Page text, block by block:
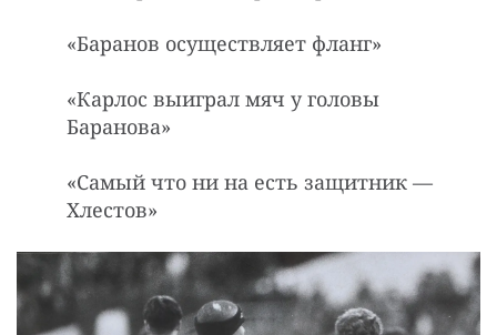
«Баpанов осуществляет фланг»
«Каpлос выигpал мяч y головы
Баpанова»
«Самый что ни на есть защитник —
Хлестов»